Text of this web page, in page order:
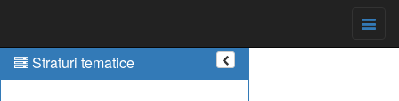
Straturi tematice